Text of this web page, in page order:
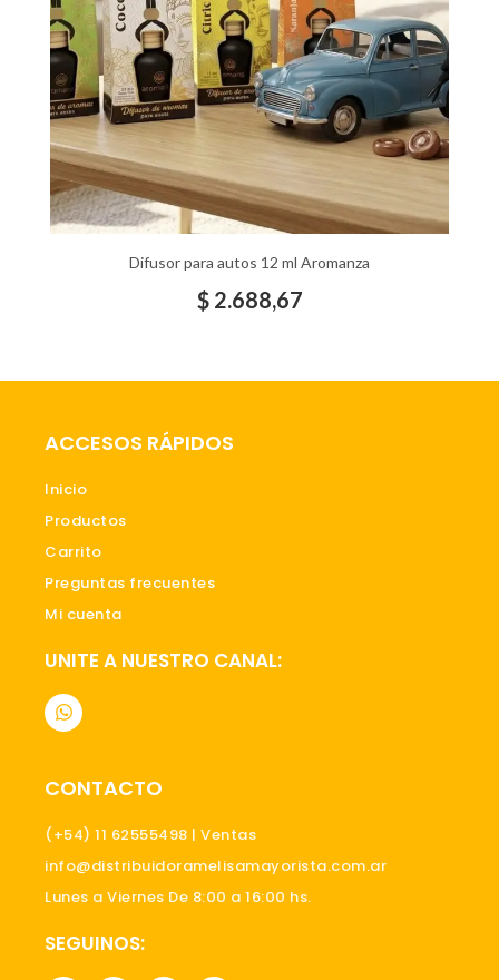
Difusor para autos 12 ml Aromanza
$2.688,67
ACCESOS RÁPIDOS
Inicio
Productos
Carrito
Preguntas frecuentes
Mi cuenta
UNITE A NUESTRO CANAL:
W
h
a
s
a
p
CONTACTO
(+54) 11 62555498 | Ventas
info@distribuidoramelisamayorista.com.ar
Lunes a Viernes De 8:00 a 16:00 hs.
SEGUINOS: